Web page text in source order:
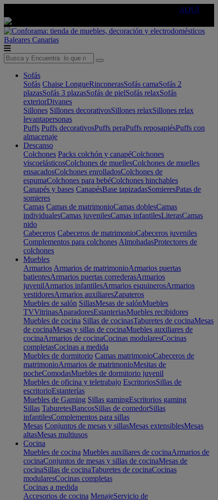
AQUÍ
Baleares Canarias
Sofás
Sofás Chaise LongueRinconerasSofás camaSofás 2
plazasSofás 3 plazasSofás de pielSofás relaxSofás
exteriorDivanes
Sillones Sillones decorativosSillones relaxSillones relax
levantapersonas
Puffs Puffs decorativosPuffs peraPuffs reposapiésPuffs con
almacenaje
Descanso
Colchones Packs colchón y canapéColchones
viscoelásticosColchones de muellesColchones de muelles
ensacadosColchones enrolladosColchones de
espumaColchones para bebéColchones hinchables
Canapés y bases CanapésBase tapizadasSomieresPatas de
somieres
Camas Camas de matrimonioCamas doblesCamas
individualesCamas juvenilesCamas infantilesLiterasCamas
nido
Cabeceros Cabeceros de matrimonioCabeceros juveniles
Complementos para colchones AlmohadasProtectores de
colchones
Muebles
Armarios Armarios de matrimonioArmarios puertas
batientesArmarios puertas correderasArmarios
juvenilArmarios infantilesArmarios esquinerosArmarios
vestidoresArmarios auxiliaresZapateros
Muebles de salón SillasMesas de salónMuebles
TVVitrinasAparadoresEstanteriasMuebles recibidores
Muebles de cocina Sillas de cocinasTaburetes de cocinaMesas
de cocinaMesas y sillas de cocinaMuebles auxiliares de
cocinaArmarios de cocinaCocinas modularesCocinas
completasCocinas a medida
Muebles de dormitorio Camas matrimonioCabeceros de
matrimonioArmarios de matrimonioMesitas de
nocheComodasMuebles de dormitorio juvenil
Muebles de oficina y teletrabajo EscritoriosSillas de
escritorioEstanterías
Muebles de Gaming Sillas gamingEscritorios gaming
Sillas TaburetesBancosSillas de comedorSillas
infantilesComplementos para sillas
Mesas Conjuntos de mesas y sillasMesas extensiblesMesas
altasMesas multiusos
Cocina
Muebles de cocina Muebles auxiliares de cocinaArmarios de
cocinaConjuntos de mesas y sillas de cocinaMesas de
cocinaSillas de cocinaTaburetes de cocinaCocinas
modularesCocinas completas
Cocinas a medida
Accesorios de cocina MenajeServicio de